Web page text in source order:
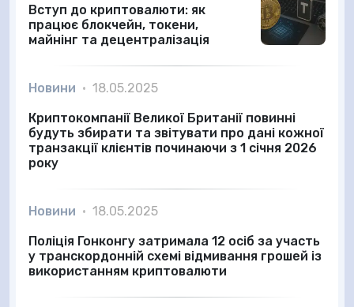
Вступ до криптовалюти: як
працює блокчейн, токени,
майнінг та децентралізація
Новини • 18.05.2025
Криптокомпанії Великої Британії повинні
будуть збирати та звітувати про дані кожної
транзакції клієнтів починаючи з 1 січня 2026
року
Новини • 18.05.2025
Поліція Гонконгу затримала 12 осіб за участь
у транскордонній схемі відмивання грошей із
використанням криптовалюти